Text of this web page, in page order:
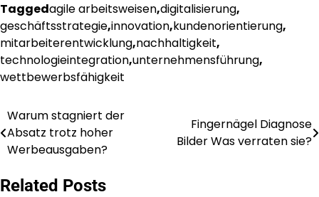
Taggedagile arbeitsweisen,digitalisierung,
geschäftsstrategie,innovation,kundenorientierung,
mitarbeiterentwicklung,nachhaltigkeit,
technologieintegration,unternehmensführung,
wettbewerbsfähigkeit
Post
navigation
Warum stagniert der
Absatz trotz hoher
Werbeausgaben?
Fingernägel Diagnose
Bilder Was verraten sie?
Related Posts